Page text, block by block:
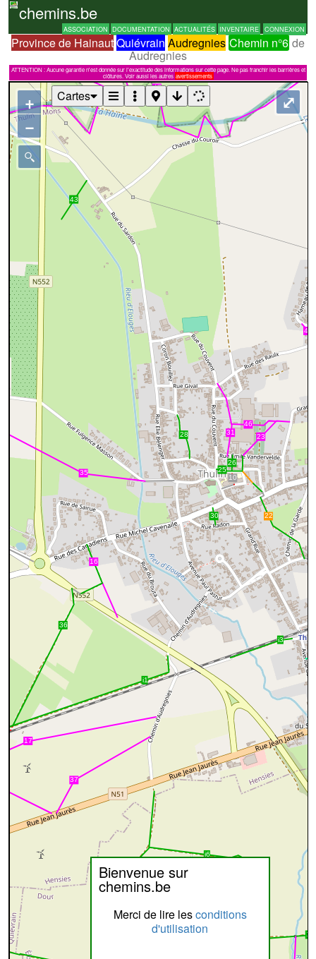
chemins.be
ASSOCIATION DOCUMENTATION ACTUALITÉS INVENTAIRE CONNEXION
Province de HainautQuiévrain Audregnies Chemin n°6 de
Audregnies
ATTENTION : Aucune garantie n'est donnée sur l'exactitude des informations sur cette page. Ne pas franchir les barrières et
clôtures. Voir aussi les autres avertissements
Bienvenue sur
chemins.be
Merci de lire lesconditions
d'utilisation
+
−
⤢
Cartes